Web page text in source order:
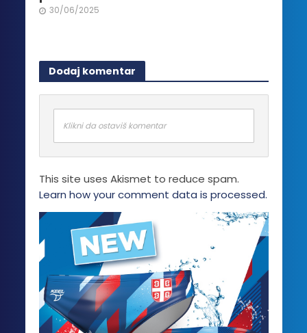
30/06/2025
Dodaj komentar
Klikni da ostaviš komentar
This site uses Akismet to reduce spam.
Learn how your comment data is processed.